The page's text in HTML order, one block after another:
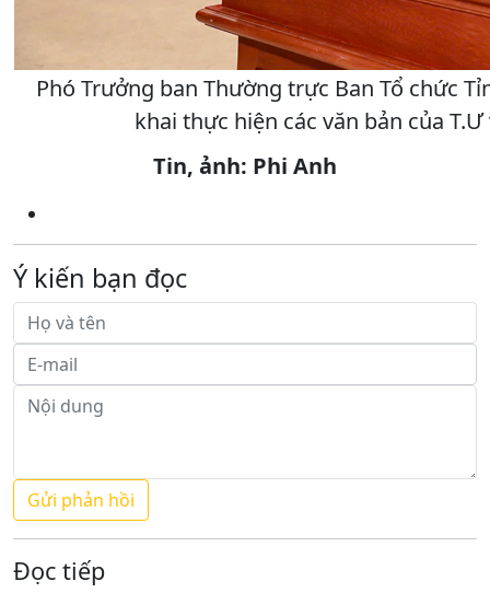
Phó Trưởng ban Thường trực Ban Tổ chức
khai thực hiện các văn bản của
Tin, ảnh: Phi Anh
Ý kiến bạn đọc
Đọc tiếp